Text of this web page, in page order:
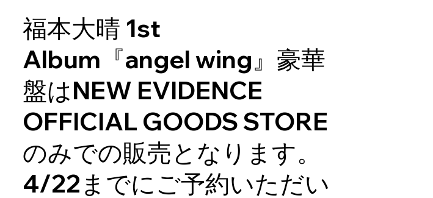
福本大晴 1st
Album『angel wing』豪華
盤はNEW EVIDENCE
OFFICIAL GOODS STORE
のみでの販売となります。
4/22までにご予約いただい